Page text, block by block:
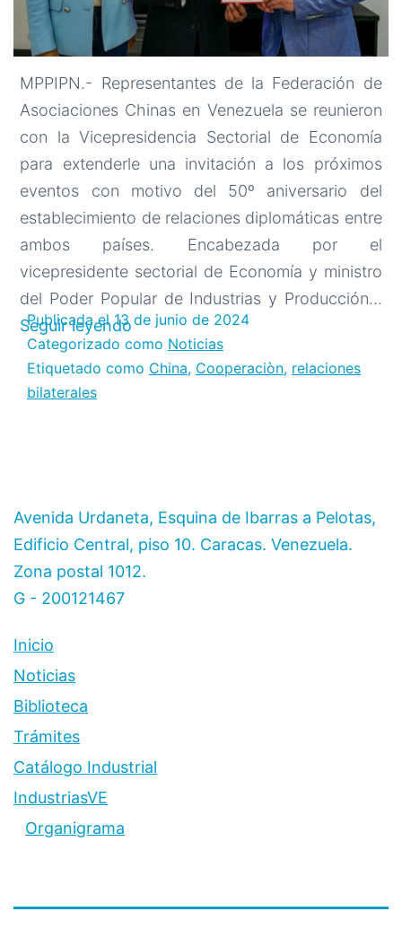
MPPIPN.- Representantes de la Federación de
Asociaciones Chinas en Venezuela se reunieron
con la Vicepresidencia Sectorial de Economía
para extenderle una invitación a los próximos
eventos con motivo del 50º aniversario del
establecimiento de relaciones diplomáticas entre
ambos países. Encabezada por el
vicepresidente sectorial de Economía y ministro
del Poder Popular de Industrias y Producción…
Seguir leyendoFederación
de
Asociaciones
el
Estado
venezolano
Publicada el13 de junio de 2024
Categorizado como Noticias
Etiquetado como China, Cooperaciòn, relaciones
bilaterales
Avenida Urdaneta, Esquina de Ibarras a Pelotas,
Edificio Central, piso 10. Caracas. Venezuela.
Zona postal 1012.
G - 200121467
Inicio
Noticias
Biblioteca
Trámites
Catálogo Industrial
IndustriasVE
Organigrama